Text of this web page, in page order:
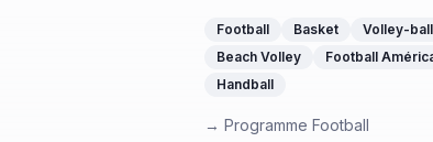
Football Basket
Volley-ball
Beach Volley
Football
Handball
→ Programme Football